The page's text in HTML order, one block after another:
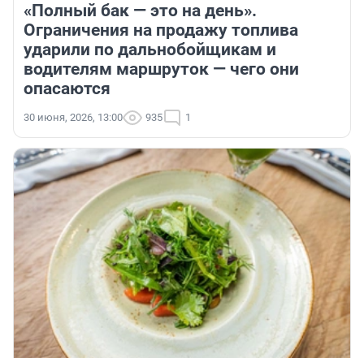
«Полный бак — это на день».
Ограничения на продажу топлива
ударили по дальнобойщикам и
водителям маршруток — чего они
опасаются
30 июня, 2026, 13:00 935 1